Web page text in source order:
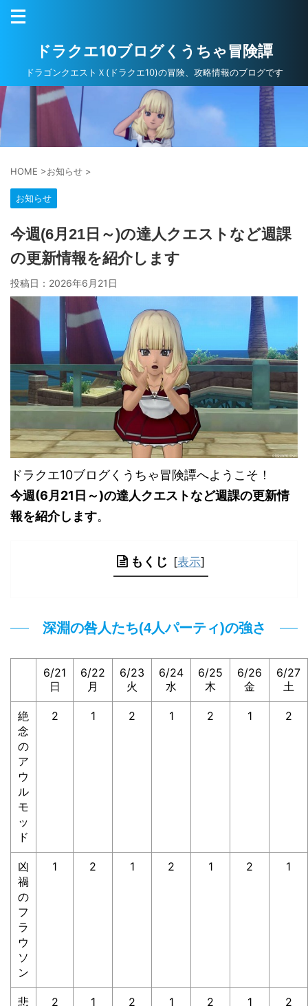
ドラクエ10ブログくうちゃ冒険譚
ドラゴンクエストＸ(ドラクエ10)の冒険、攻略情報のブログです
HOME >お知らせ >
お知らせ
今週(6月21日～)の達人クエストなど週課
の更新情報を紹介します
投稿日： 2026年6月21日
ドラクエ10ブログくうちゃ冒険譚へようこそ！
今週(6月21日 ～)の達人クエストなど週課の更新情
報を紹介します。
もくじ [表示]
深淵の咎人たち(4人パーティ)の強さ
6/21
日
6/22
月
6/23
火
6/24
水
6/25
木
6/26
金
6/27
土
絶
念
の
ア
ウ
ル
モ
ッ
ド
2 1 2 1 2 1 2
凶
禍
の
フ
ラ
ウ
ソ
ン
1 2 1 2 1 2 1
悲
2 1 2 1 2 1 2